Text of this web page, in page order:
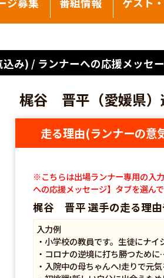
み) / ランナーへの応援メッセー
梶谷 晋平（愛媛県）
走る理由(ランナーの意
※こちらは出場ランナー専用の入
への応援メッセージ】タブを選んで
梶谷 晋平 選手の走る理由
入力例
・小学校の教員です。生徒にナ
・コロナの逆境に打ち勝つため
・入院中の母ちゃんへ!走りで元